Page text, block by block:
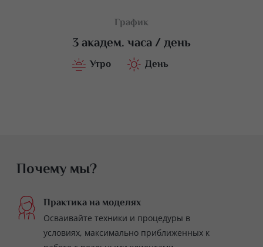
График
3 академ. часа / день
Утро День
Почему мы?
Практика на моделях
Осваивайте техники и процедуры в
условиях, максимально приближенных к